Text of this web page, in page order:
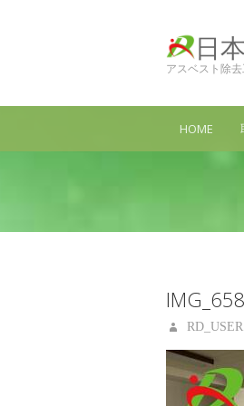
日
アスベスト除
HOME
RD_USER